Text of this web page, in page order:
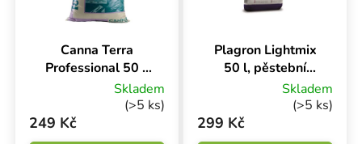
Canna Terra
Professional 50 l,
pěstební substrát
Skladem
(>5 ks)
249 Kč
Plagron Lightmix
50 l, pěstební
substrát sSkladem
(>5 ks)
299 Kč